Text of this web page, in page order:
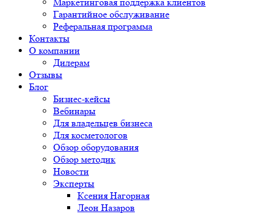
Гарантийное обслуживание
Реферальная программа
Контакты
О компании
Дилерам
Отзывы
Блог
Бизнес-кейсы
Вебинары
Для владельцев бизнеса
Для косметологов
Обзор оборудования
Обзор методик
Новости
Эксперты
Ксения Нагорная
Леон Назаров